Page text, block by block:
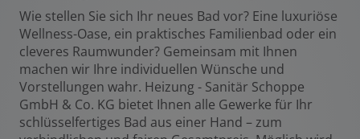
Wie stellen Sie sich Ihr neues Bad vor? Eine luxuriöse
Wellness-Oase, ein praktisches Familienbad oder ein
cleveres Raumwunder? Gemeinsam mit Ihnen
machen wir Ihre individuellen Wünsche und
Vorstellungen wahr. Heizung - Sanitär Schoppe
GmbH & Co. KG bietet Ihnen alle Gewerke für Ihr
schlüsselfertiges Bad aus einer Hand – zum